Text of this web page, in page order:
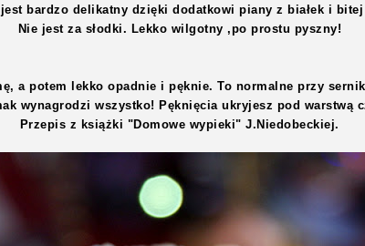
bardzo delikatny dzięki dodatkowi piany z białek i bitej
Nie jest za słodki. Lekko wilgotny ,po prostu pyszny!
a potem lekko opadnie i pęknie. To normalne przy
wynagrodzi wszystko! Pęknięcia ukryjesz pod warstwą
Przepis z książki "Domowe wypieki" J.Niedobeckiej.